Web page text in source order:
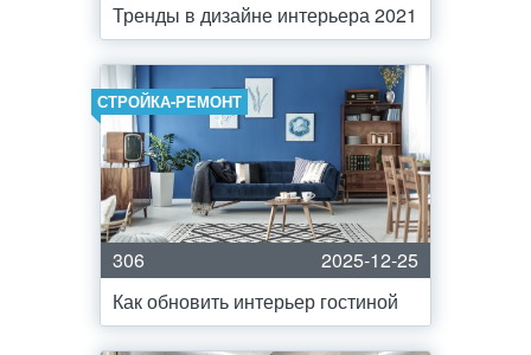
Тренды в дизайне интерьера 2021
СТРОЙКА-РЕМОНТ
306
2025-12-25
Как обновить интерьер гостиной